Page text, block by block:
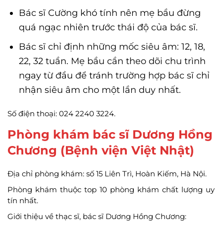
Bác sĩ Cường khó tính nên mẹ bầu đừng
quá ngạc nhiên trước thái độ của bác sĩ.
Bác sĩ chỉ định những mốc siêu âm: 12, 18,
22, 32 tuần. Mẹ bầu cần theo dõi chu trình
ngay từ đầu để tránh trường hợp bác sĩ chỉ
nhận siêu âm cho một lần duy nhất.
Số điện thoại: 024 2240 3224.
Phòng khám bác sĩ Dương Hồng
Chương (Bệnh viện Việt Nhật)
Địa chỉ phòng khám: số 15 Liên Trì, Hoàn Kiếm, Hà Nội.
Phòng khám thuộc top 10 phòng khám chất lượng uy
tín nhất.
Giới thiệu về thạc sĩ, bác sĩ Dương Hồng Chương: